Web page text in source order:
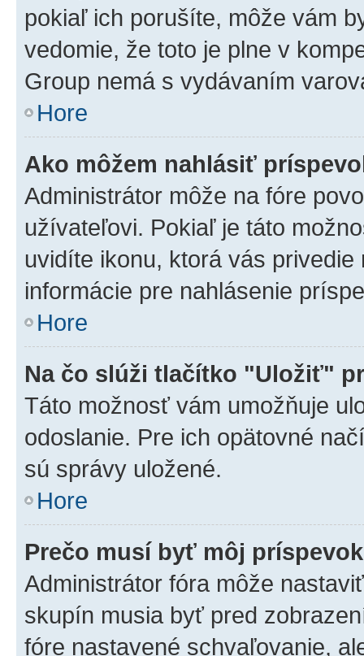
pokiaľ ich porušíte, môže vám
vedomie, že toto je plne v
Group nemá s vydávaním
Hore
Ako môžem nahlásiť
Administrátor môže na fóre
užívateľovi. Pokiaľ je táto
uvidíte ikonu, ktorá vás
informácie pre nahlásenie
Hore
Na čo slúži tlačítko "Uložiť"
Táto možnosť vám umožňuje
odoslanie. Pre ich opätovné
sú správy uložené.
Hore
Prečo musí byť môj
Administrátor fóra môže
skupín musia byť pred
fóre nastavené schvaľovanie,